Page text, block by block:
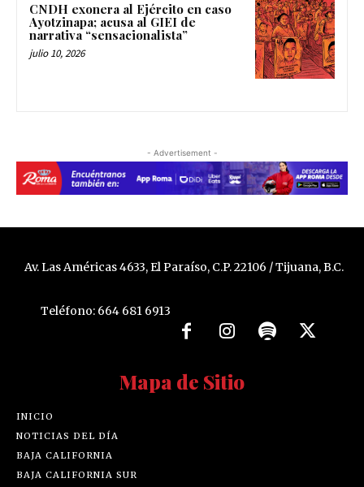
CNDH exonera al Ejército en caso
Ayotzinapa; acusa al GIEI de
narrativa “sensacionalista”
julio 10, 2026
- Advertisement -
Av. Las Américas 4633, El Paraíso, C.P. 22106 / Tijuana, B.C.
Teléfono: 664 681 6913
Mapa de Sitio
INICIO
NOTICIAS DEL DÍA
BAJA CALIFORNIA
BAJA CALIFORNIA SUR